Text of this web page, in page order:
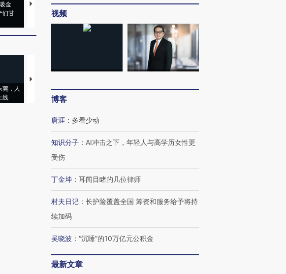
金
们甘
马航飞行员跨国走私7万
粒摇头丸 尿检体内含3种
视线｜被称为“蟑螂”的印
育部长拱下台
视线｜“入侵”还是“人道危
飞地休达
莞，人
线
【推广】走进第四届链博
会，让数智科技“链”接产
【特别呈现】寻找100种
CFO：不靠规模取胜，华
视频
博客
唐涯 ： 多看少动
知识分子 ： AI冲击之下，年轻人与高学历女性更
受伤
丁金坤 ： 耳闻目睹的几位律师
村夫日记 ： 长护险覆盖全国 筹资和服务给予将持
续加码
吴晓波 ： “沉睡”的10万亿元公积金
最新文章